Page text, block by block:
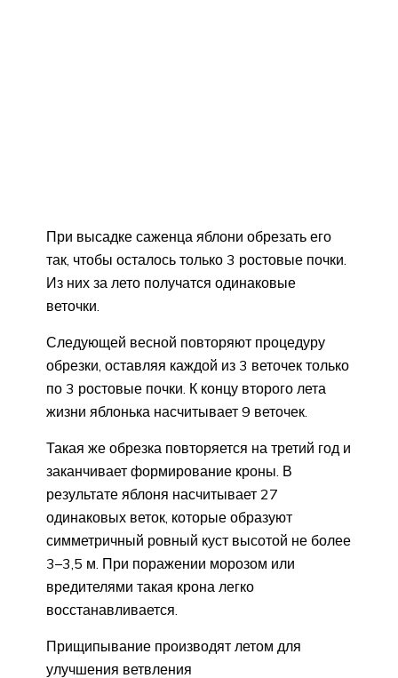
При высадке саженца яблони обрезать его
так, чтобы осталось только 3 ростовые почки.
Из них за лето получатся одинаковые
веточки.
Следующей весной повторяют процедуру
обрезки, оставляя каждой из 3 веточек только
по 3 ростовые почки. К концу второго лета
жизни яблонька насчитывает 9 веточек.
Такая же обрезка повторяется на третий год и
заканчивает формирование кроны. В
результате яблоня насчитывает 27
одинаковых веток, которые образуют
симметричный ровный куст высотой не более
3–3,5 м. При поражении морозом или
вредителями такая крона легко
восстанавливается.
Прищипывание производят летом для
улучшения ветвления